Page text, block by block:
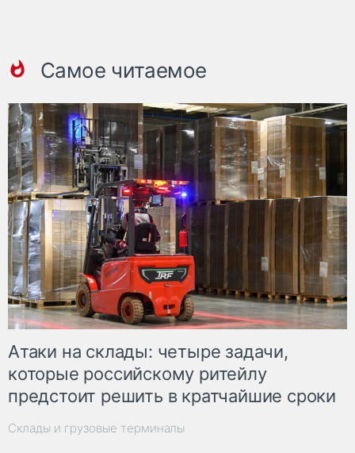
Самое читаемое
Атаки на склады: четыре задачи,
которые российскому ритейлу
предстоит решить в кратчайшие сроки
Склады и грузовые терминалы